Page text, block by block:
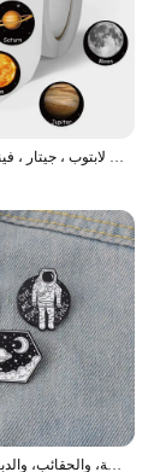
لفة ملصقات للأطفال ، ملصق كرتون لطيف ، كواكب فضائية ، مكافأة ، شارات ، حقائب ، حقائب ، لابتوب ، جيتار ، فينيل ، (10 أنماط)
3 قطع من شارات سلسلة استكشاف الفضاء الإبداعية للجنسين، والملابس اليومية، والحقائب، والدبابيس المعدنية